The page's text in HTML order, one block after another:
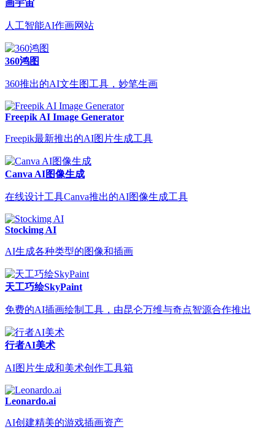
画宇宙
人工智能AI作画网站
360鸿图
360推出的AI文生图工具，妙笔生画
Freepik AI Image Generator
Freepik最新推出的AI图片生成工具
Canva AI图像生成
在线设计工具Canva推出的AI图像生成工具
Stockimg AI
AI生成各种类型的图像和插画
天工巧绘SkyPaint
免费的AI插画绘制工具，由昆仑万维与奇点智源合作推出
行者AI美术
AI图片生成和美术创作工具箱
Leonardo.ai
AI创建精美的游戏插画资产